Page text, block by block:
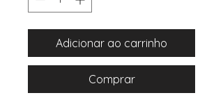
Adicionar ao carrinho
Comprar